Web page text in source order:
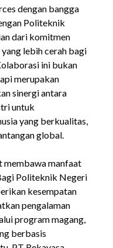
dengan bangga
Politeknik
dari komitmen
lebih cerah bagi
ini bukan
merupakan
sinergi antara
untuk
yang berkualitas,
global.
membawa manfaat
Politeknik Negeri
kesempatan
pengalaman
program magang,
berbasis